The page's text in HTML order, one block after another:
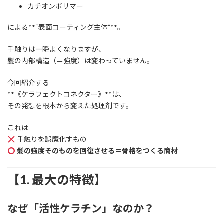
カチオンポリマー
による**“表面コーティング主体”**。
手触りは一瞬よくなりますが、
髪の内部構造（＝強度）は変わっていません。
今回紹介する
**《ケラフェクトコネクター》**は、
その発想を根本から変えた処理剤です。
これは
手触りを誤魔化すもの
髪の強度そのものを回復させる＝骨格をつくる商材
【1. 最大の特徴】
なぜ「活性ケラチン」なのか？